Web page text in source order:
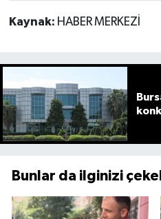
Kaynak: HABER MERKEZİ
Bunlar da ilginizi